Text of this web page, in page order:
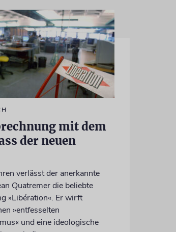
mit dem
der neuen
verlässt der anerkannte
Quatremer die beliebte
»Libération«. Er wirft
»entfesselten
und eine ideologische